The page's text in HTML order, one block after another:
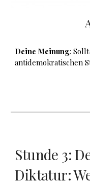
Deine Meinung:
antidemokratischen
Stunde 3:
Diktatur: